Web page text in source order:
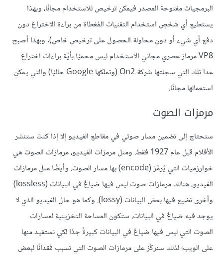
البرمجيات مفتوحة المصدر فيمكن ترخيص للاستخدام مجانًا، وبهذا
يستطيع أي شخصٍ استخدام التقنيات المُغطاة من براءة الاختراع دون
دفع أي شيء أو دون محاولة الحصول على ترخيص خاص). وبهذا أصبح
VP8 مرماز عصري مجاني الاستخدام ليس محميًا بأيّة براءات اختراع
عدا تلك التي سجلتها شركة On2 (وتملكها Google حاليًا) والتي يمكن
استعمالها مجانًا.
مرمزات الصوت
ستحتاج إلى تضمين مسار صوتي في مقاطع الفيديو إلا إذا كنتَ ستنشر
الأفلام قبل عام 1927 فقط. ومثل مرمزات الفيديو، مرمازات الصوت هي
خوارزميات التي يُرمَّز (encode) بها مسار الصوت. وأيضًا مثل مرمازات
الفيديو، هنالك مرمازات صوت ليس فيها ضياعٌ في البيانات (lossless)
وأخرى تضيع فيها بعض البيانات (lossy). وكما هو حال الفيديو الذي لا
يوجد فيه ضياعٌ في البيانات، ستكون المساحة التخزينية لمسارات
الصوت التي ليس فيها ضياعٌ في البيانات كبيرةً جدًا لكي نستفيد منها
على الويب؛ لذلك سنركِّز على مرمازات الصوت التي تسبب فقدانًا لبعض